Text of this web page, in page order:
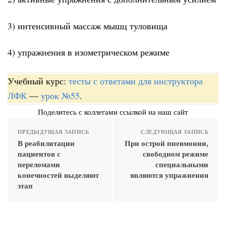
3) интенсивный массаж мышц туловища
4) упражнения в изометрическом режиме
Учебный курс: тесты с ответами для инструктора
ЛФК — урок №55.
Поделитесь с коллегами ссылкой на наш сайт
ПРЕДЫДУЩАЯ ЗАПИСЬ
В реабилитации
пациентов с
переломами
конечностей выделяют
этап
СЛЕДУЮЩАЯ ЗАПИСЬ
При острой пневмонии,
свободном режиме
специальными
являются упражнения